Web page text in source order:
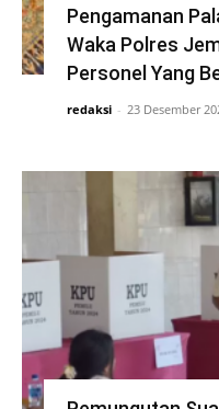
Pengamanan
Waka Polres
Personel Yang
redaksi - 23 Desember